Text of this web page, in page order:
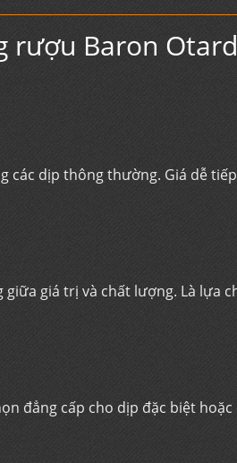
rượu Baron Otard
các dịp thông thường. Giá dễ
giá trị và chất lượng. Là lựa
đẳng cấp cho dịp đặc biệt hoặc